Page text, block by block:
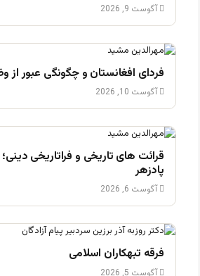
آگوست 9, 2026
فردای افغانستان و چگونگی عبور
آگوست 10, 2026
قرائت های تاریخی و فراتاریخی
پادزهر
آگوست 6, 2026
فرقه تبهکاران اسلامی
آگوست 5, 2026